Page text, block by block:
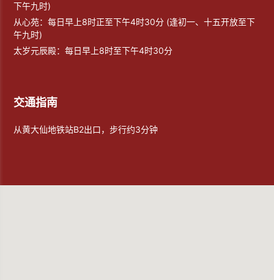
下午九时)
从心苑：每日早上8时正至下午4时30分 (逢初一、十五开放至下
午九时)
太岁元辰殿：每日早上8时至下午4时30分
交通指南
从黄大仙地铁站B2出口，步行约3分钟